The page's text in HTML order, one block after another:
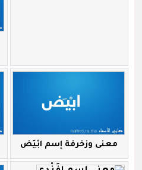
معنى وزخرفة إسم ابْيَض